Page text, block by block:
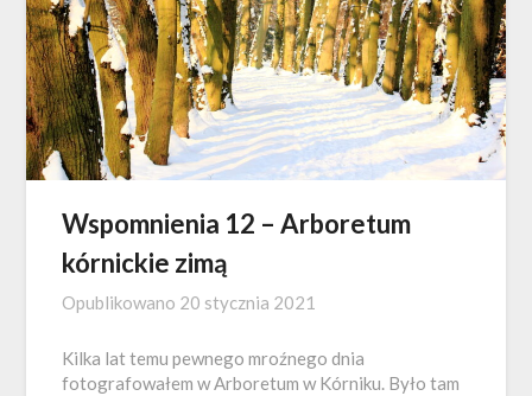
Wspomnienia 12 – Arboretum
kórnickie zimą
Opublikowano 20 stycznia 2021
Kilka lat temu pewnego mroźnego dnia
fotografowałem w Arboretum w Kórniku. Było tam